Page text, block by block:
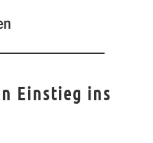
Einstieg ins